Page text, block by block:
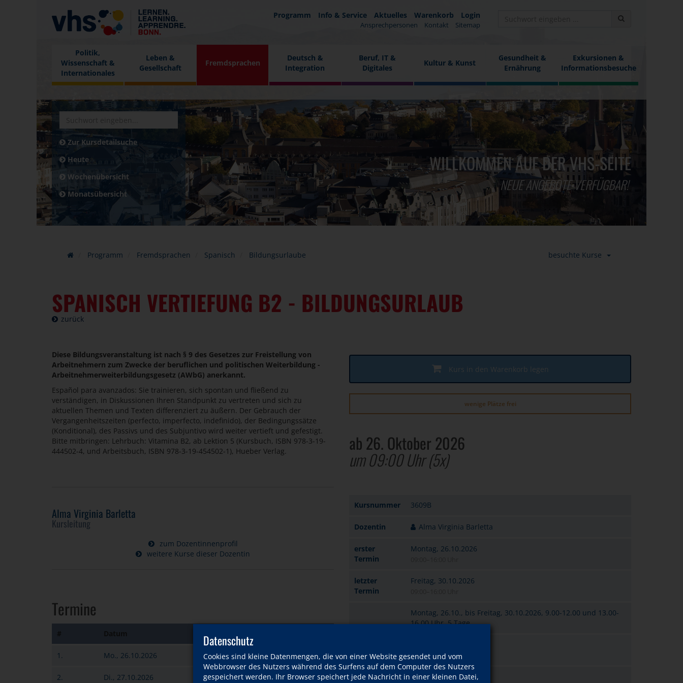
Datenschutz
Cookies sind kleine Datenmengen, die von einer Website gesendet und vom
Webbrowser des Nutzers während des Surfens auf dem Computer des Nutzers
gespeichert werden. Ihr Browser speichert jede Nachricht in einer kleinen Datei,
Programm Info & Service Aktuelles Warenkorb Login
Ansprechpersonen Kontakt Sitemap
Politik,
Wissenschaft &
Internationales
Leben &
Gesellschaft
Fremdsprachen
Deutsch &
Integration
Beruf, IT &
Digitales
Kultur & Kunst
Gesundheit &
Ernährung
Exkursionen &
Informationsbesuche
Zur Kursdetailsuche
Heute
Wochenübersicht
Monatsübersicht
WILLKOMMEN AUF DER VHS-SEITE
NEUE ANGEBOTE VERFÜGBAR!
Programm Fremdsprachen Spanisch Bildungsurlaube besuchte Kurse
SPANISCH VERTIEFUNG B2 - BILDUNGSURLAUB
zurück
Kurs in den Warenkorb legen
wenige Plätze frei
ab 26. Oktober 2026
um 09:00 Uhr(5x)
Kursnummer 3609B
Dozentin Alma Virginia Barletta
erster
Termin
Montag, 26.10.2026
letzter
Termin
Freitag, 30.10.2026
Montag, 26.10., bis Freitag, 30.10.2026, 9.00-12.00 und 13.00-
16.00 Uhr, 5 Tage
nur noch wenig Plätze frei
219,00 EUR
Diese Bildungsveranstaltung ist nach § 9 des Gesetzes zur Freistellung von
Arbeitnehmern zum Zwecke der beruflichen und politischen Weiterbildung -
Arbeitnehmerweiterbildungsgesetz (AWbG) anerkannt.
Español para avanzados: Sie trainieren, sich spontan und fließend zu
verständigen, in Diskussionen Ihren Standpunkt zu vertreten und sich zu
aktuellen Themen und Texten differenziert zu äußern. Der Gebrauch der
Vergangenheitszeiten (perfecto, imperfecto, indefinido), der Bedingungssätze
(Konditional), des Passivs und des Subjuntivo wird weiter vertieft und gefestigt.
Bitte mitbringen: Lehrbuch: Vitamina B2, ab Lektion 5 (Kursbuch, ISBN 978-3-19-
444502-4, und Arbeitsbuch, ISBN 978-3-19-454502-1), Hueber Verlag.
Alma Virginia Barletta
Kursleitung
zum Dozentinnenprofil
weitere Kurse dieser Dozentin
Termine
1. Mo., 26.10.2026 09:00–16:00 Uhr
2. Di., 27.10.2026 09:00–16:00 Uhr